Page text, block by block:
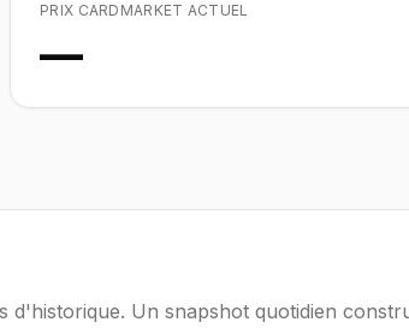
PRIX CARDMARKET ACTUEL
—
d'historique. Un snapshot quotidien